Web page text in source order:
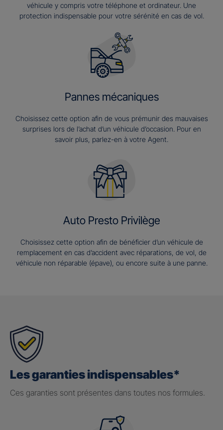
véhicule y compris votre téléphone et ordinateur. Une
protection indispensable pour votre sérénité en cas de vol.
Pannes mécaniques
Choisissez cette option afin de vous prémunir des mauvaises
surprises lors de l’achat d’un véhicule d’occasion. Pour en
savoir plus, parlez-en à votre Agent.
Auto Presto Privilège
Choisissez cette option afin de bénéficier d’un véhicule de
remplacement en cas d’accident avec réparations, de vol, de
véhicule non réparable (épave), ou encore suite à une panne.
Les garanties indispensables*
Ces garanties sont présentes dans toutes nos formules.